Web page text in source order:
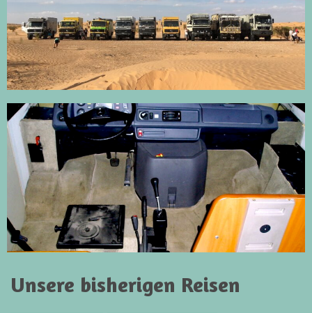
Unsere bisherigen Reisen